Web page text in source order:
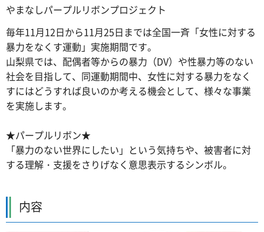
やまなしパープルリボンプロジェクト
毎年11月12日から11月25日までは全国一斉「女性に対する
暴力をなくす運動」実施期間です。
山梨県では、配偶者等からの暴力（DV）や性暴力等のない
社会を目指して、同運動期間中、女性に対する暴力をなく
すにはどうすれば良いのか考える機会として、様々な事業
を実施します。
★パープルリボン★
「暴力のない世界にしたい」という気持ちや、被害者に対
する理解・支援をさりげなく意思表示するシンボル。
内容